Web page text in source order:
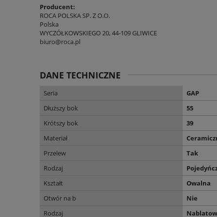
Producent:
ROCA POLSKA SP. Z O.O.
Polska
WYCZÓŁKOWSKIEGO 20, 44-109 GLIWICE
biuro@roca.pl
DANE TECHNICZNE
Seria
GAP
Dłuższy bok
55
Krótszy bok
39
Materiał
Przelew
Tak
Rodzaj
Kształt
Owalna
Otwór na b
Nie
Rodzaj